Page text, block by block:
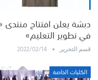
دبشة يعلن افتتاح منتدى
في تطوير التعليم»
قسم التحرير 2022/02/14
الكليات الخاصة